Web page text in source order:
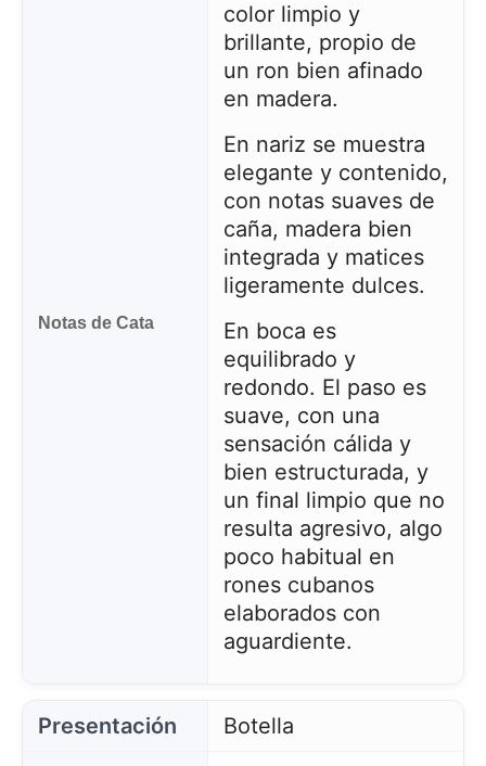
Notas de Cata
color limpio y
brillante, propio de
un ron bien afinado
en madera.
En nariz se muestra
elegante y contenido,
con notas suaves de
caña, madera bien
integrada y matices
ligeramente dulces.
En boca es
equilibrado y
redondo. El paso es
suave, con una
sensación cálida y
bien estructurada, y
un final limpio que no
resulta agresivo, algo
poco habitual en
rones cubanos
elaborados con
aguardiente.
Presentación
Botella
almacenar y escribir información en su navegador y